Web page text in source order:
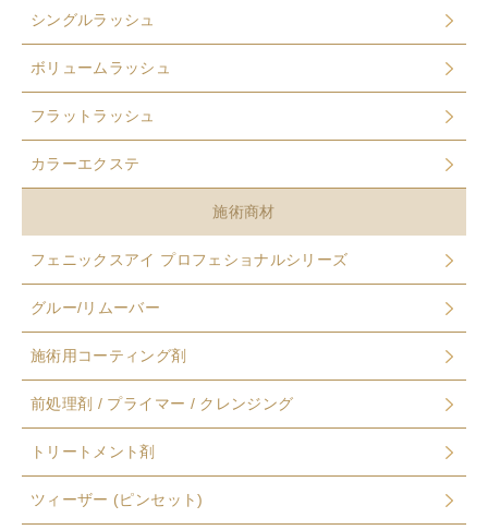
シングルラッシュ
ボリュームラッシュ
フラットラッシュ
カラーエクステ
施術商材
フェニックスアイ プロフェショナルシリーズ
グルー/リムーバー
施術用コーティング剤
前処理剤 / プライマー / クレンジング
トリートメント剤
ツィーザー (ピンセット)